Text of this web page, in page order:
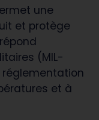
une
et protège
(MIL-
réglementation
et à